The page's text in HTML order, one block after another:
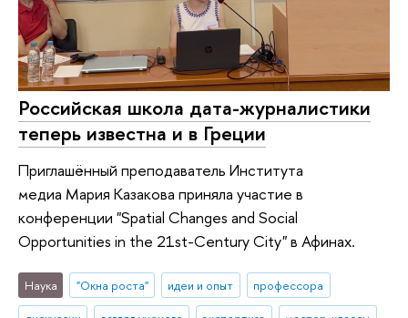
Российская школа дата-журналистики
теперь известна и в Греции
Приглашённый преподаватель Института
медиа Мария Казакова приняла участие в
конференции "Spatial Changes and Social
Opportunities in the 21st-Century City" в Афинах.
Наука "Окна роста" идеи и опыт
профессора